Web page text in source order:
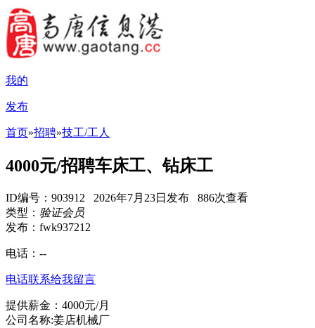
我的
发布
首页»招聘»技工/工人
4000元/招聘车床工、钻床工
ID编号：903912 2026年7月23日发布 886次查看
类型： 验证会员
发布：fwk937212
电话： --
电话联系给我留言
提供薪金：4000元/月
公司名称:姜店机械厂